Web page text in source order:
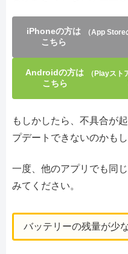
iPhoneの方は
こちら
（App
Androidの方は
こちら
（Playス
もしかしたら、不具合が
プデートできないのかもし
一度、他のアプリでも同
みてください。
バッテリーの残量が少